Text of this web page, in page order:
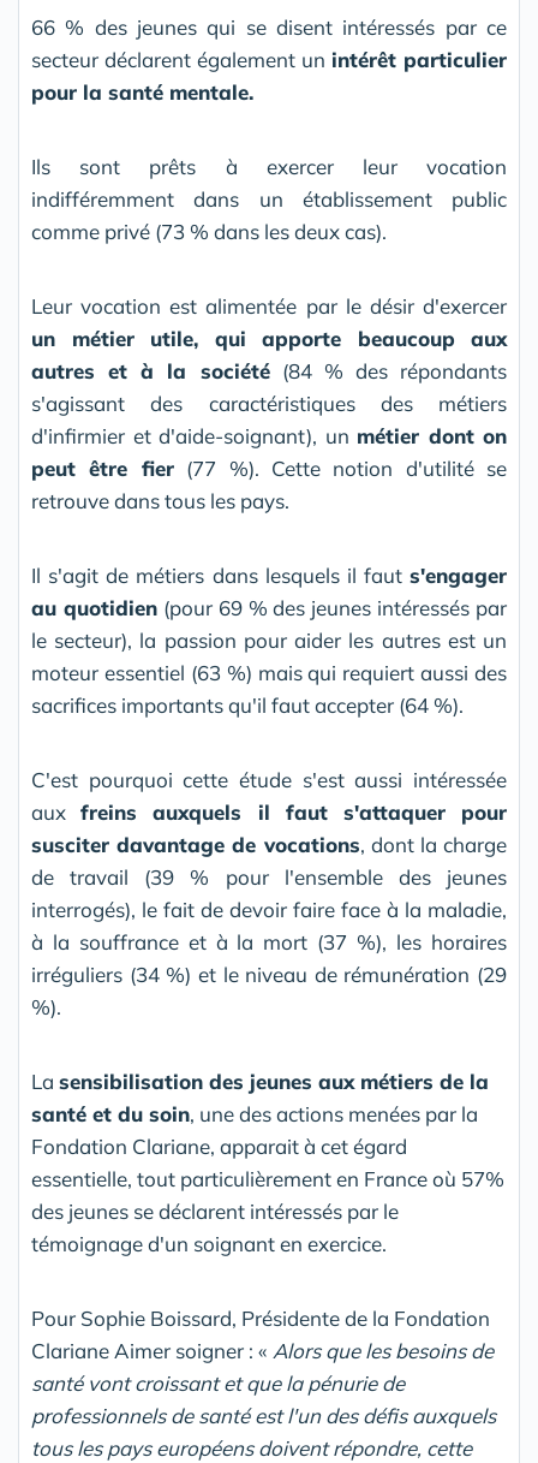
66 % des jeunes qui se disent intéressés par ce
secteur déclarent également un intérêt particulier
pour la santé mentale.
Ils sont prêts à exercer leur vocation
indifféremment dans un établissement public
comme privé (73 % dans les deux cas).
Leur vocation est alimentée par le désir d'exercer
un métier utile, qui apporte beaucoup aux
autres et à la société(84 % des répondants
s'agissant des caractéristiques des métiers
d'infirmier et d'aide-soignant), un métier dont on
peut être fier(77 %). Cette notion d'utilité se
retrouve dans tous les pays.
Il s'agit de métiers dans lesquels il faut s'engager
au quotidien(pour 69 % des jeunes intéressés par
le secteur), la passion pour aider les autres est un
moteur essentiel (63 %) mais qui requiert aussi des
sacrifices importants qu'il faut accepter (64 %).
C'est pourquoi cette étude s'est aussi intéressée
auxfreins auxquels il faut s'attaquer pour
susciter davantage de vocations, dont la charge
de travail (39 % pour l'ensemble des jeunes
interrogés), le fait de devoir faire face à la maladie,
à la souffrance et à la mort (37 %), les horaires
irréguliers (34 %) et le niveau de rémunération (29
%).
La sensibilisation des jeunes aux métiers de la
santé et du soin, une des actions menées par la
Fondation Clariane, apparait à cet égard
essentielle, tout particulièrement en France où 57%
des jeunes se déclarent intéressés par le
témoignage d'un soignant en exercice.
Pour Sophie Boissard, Présidente de la Fondation
Clariane Aimer soigner : « Alors que les besoins de
santé vont croissant et que la pénurie de
professionnels de santé est l'un des défis auxquels
tous les pays européens doivent répondre, cette